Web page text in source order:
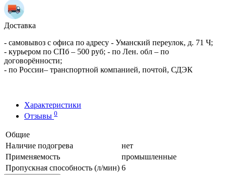
Доставка
- самовывоз с офиса по адресу - Уманский переулок, д. 71 Ч;
- курьером по СПб – 500 руб; - по Лен. обл – по
договорённости;
- по России– транспортной компанией, почтой, СДЭК
Характеристики
Отзывы 0
Общие
Наличие подогрева
нет
Применяемость
промышленные
Пропускная способность (л/мин) 6